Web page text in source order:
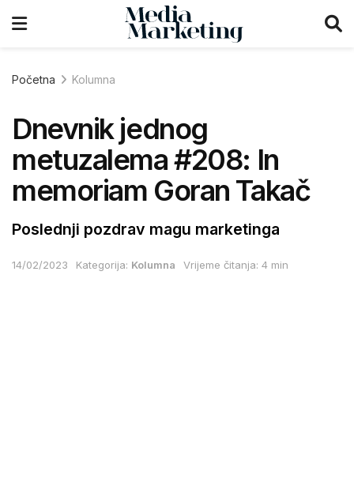
Početna Kolumna
Dnevnik jednog
metuzalema #208: In
memoriam Goran Takač
Poslednji pozdrav magu marketinga
14/02/2023 Kategorija: Kolumna Vrijeme čitanja: 4 min